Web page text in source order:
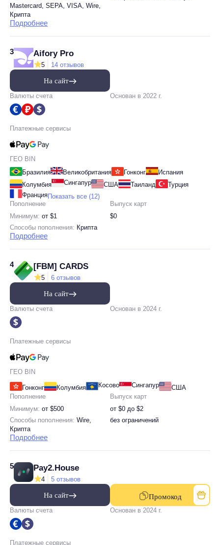
Mastercard, SEPA, VISA, Wire,
Крипта
Подробнее
3 Aifory Pro
5 14 отзывов
На сайт
Валюты счета Основан в 2022 г.
Платежные сервисы
ГЕО BIN
Бразилия
Великобритания Гонконг
Испания
Колумбия
Сингапур США Таиланд
Турция
ФранцияПоказать все (12)
Пополнение
Минимум: от $1
Способы пополнения: Крипта
Выпуск карт
$0
Подробнее
4 [FBM] CARDS
5 6 отзывов
На сайт
Валюты счета Основан в 2024 г.
Платежные сервисы
ГЕО BIN
Гонконг Колумбия Косово Сингапур
США
Пополнение
Минимум: от $500
Способы пополнения: Wire,
Крипта
Выпуск карт
от $0 до $2
без ограничений
Подробнее
5 Pay2.House
4 5 отзывов
На сайт Промокод
Валюты счета Основан в 2024 г.
Платежные сервисы